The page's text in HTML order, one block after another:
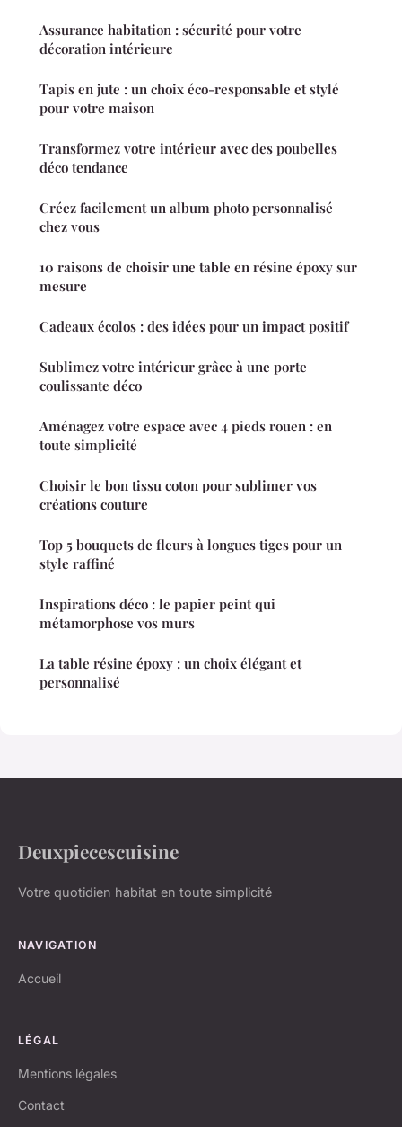
Assurance habitation : sécurité pour votre
décoration intérieure
Tapis en jute : un choix éco-responsable et stylé
pour votre maison
Transformez votre intérieur avec des poubelles
déco tendance
Créez facilement un album photo personnalisé
chez vous
10 raisons de choisir une table en résine époxy sur
mesure
Cadeaux écolos : des idées pour un impact positif
Sublimez votre intérieur grâce à une porte
coulissante déco
Aménagez votre espace avec 4 pieds rouen : en
toute simplicité
Choisir le bon tissu coton pour sublimer vos
créations couture
Top 5 bouquets de fleurs à longues tiges pour un
style raffiné
Inspirations déco : le papier peint qui
métamorphose vos murs
La table résine époxy : un choix élégant et
personnalisé
Deuxpiecescuisine
Votre quotidien habitat en toute simplicité
NAVIGATION
Accueil
LÉGAL
Mentions légales
Contact